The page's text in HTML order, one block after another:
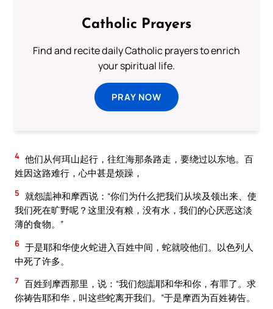
Catholic Prayers
Find and recite daily Catholic prayers to enrich
your spiritual life.
PRAY NOW
4 他们从何珥山起行，往红海那条路走，要绕过以东地。百
姓因这路难行，心中甚是烦躁，
5 就怨讟神和摩西说：“你们为什么把我们从埃及领出来、使
我们死在旷野呢？这里没有粮，没有水，我们的心厌恶这淡
薄的食物。”
6 于是耶和华使火蛇进入百姓中间，蛇就咬他们。以色列人
中死了许多。
7 百姓到摩西那里，说：“我们怨讟耶和华和你，有罪了。求
你祷告耶和华，叫这些蛇离开我们。”于是摩西为百姓祷告。